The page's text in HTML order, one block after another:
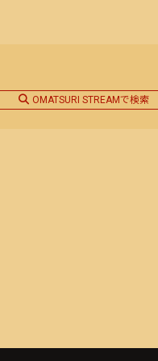
OMATSURI STREAMで検索